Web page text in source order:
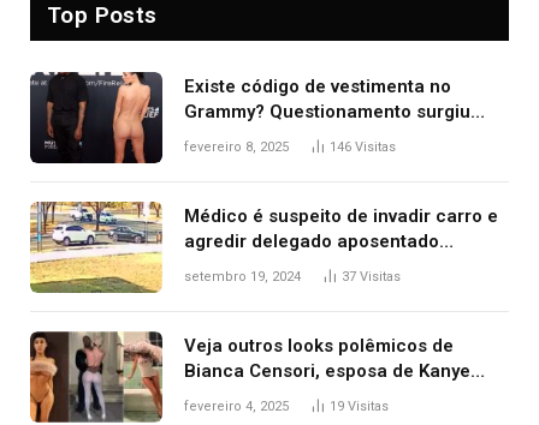
Top Posts
Existe código de vestimenta no
Grammy? Questionamento surgiu
após Bianca Censori, mulher de
fevereiro 8, 2025 146 Visitas
Médico é suspeito de invadir carro e
agredir delegado aposentado
durante confusão no trânsito
setembro 19, 2024 37 Visitas
Veja outros looks polêmicos de
Bianca Censori, esposa de Kanye
West que apareceu nua no Grammy
fevereiro 4, 2025 19 Visitas